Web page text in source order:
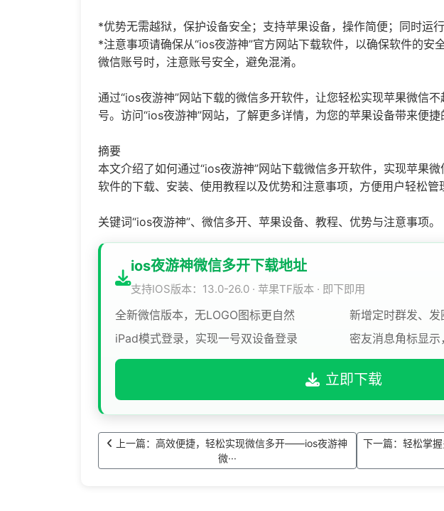
*优势无需越狱，保护设备安全；支持苹果设备，操作简便；同时运
*注意事项请确保从“ios夜游神”官方网站下载软件，以确保软件的安
微信账号时，注意账号安全，避免混淆。
通过“ios夜游神”网站下载的微信多开软件，让您轻松实现苹果微信
号。访问“ios夜游神”网站，了解更多详情，为您的苹果设备带来便捷
摘要
本文介绍了如何通过“ios夜游神”网站下载微信多开软件，实现苹果
软件的下载、安装、使用教程以及优势和注意事项，方便用户轻松管
关键词“ios夜游神”、微信多开、苹果设备、教程、优势与注意事项。
ios夜游神微信多开下载地址
支持IOS版本：13.0-26.0 · 苹果TF版本 · 即下即用
全新微信版本，无LOGO图标更自然
新增定时群发、
iPad模式登录，实现一号双设备登录
密友消息角标显
立即下载
上一篇：高效便捷，轻松实现微信多开——ios夜游神
微···
下一篇：​轻松掌握